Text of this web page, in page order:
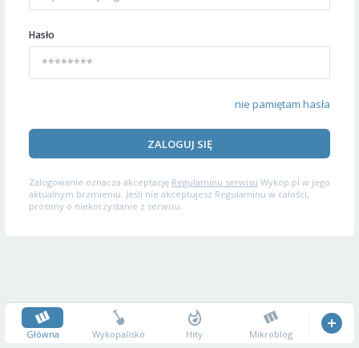
Hasło
nie pamiętam hasła
ZALOGUJ SIĘ
Zalogowanie oznacza akceptację Regulaminu serwisu Wykop.pl w jego
aktualnym brzmieniu. Jeśli nie akceptujesz Regulaminu w całości,
prosimy o niekorzystanie z serwisu.
Główna Wykopalisko Hity Mikroblog